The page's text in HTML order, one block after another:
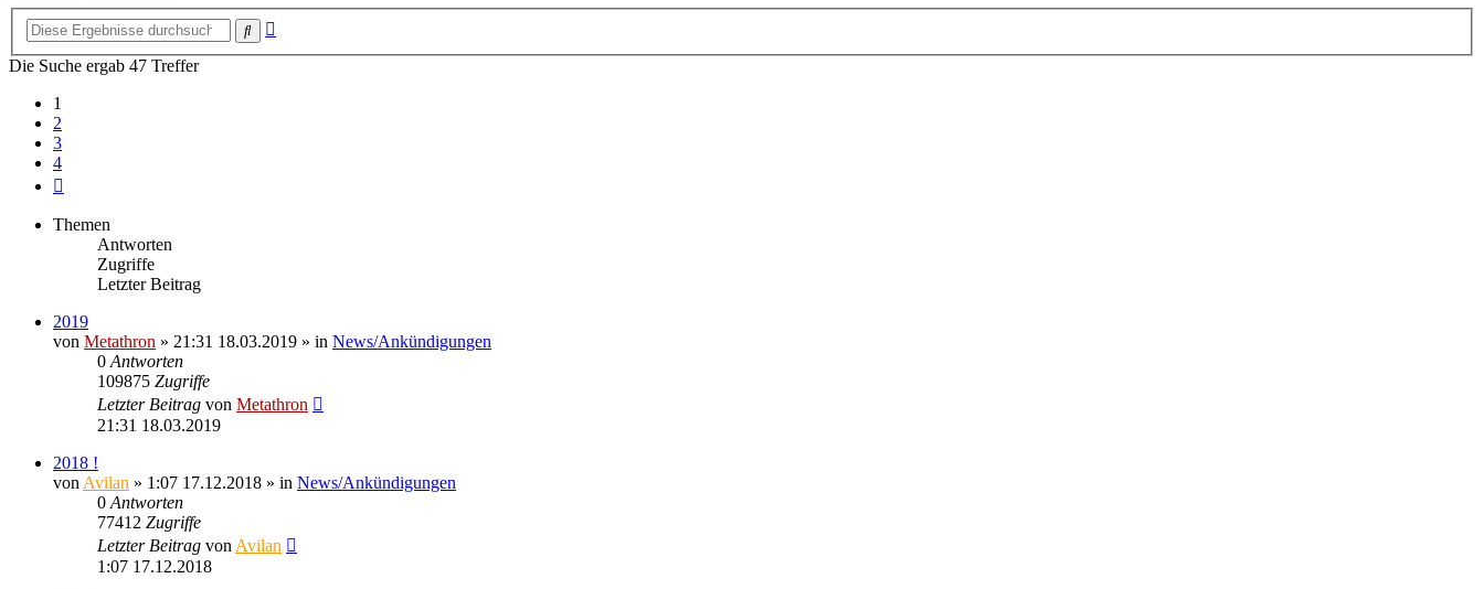
Suche
Die Suche ergab 47 Treffer
1
2
3
4
Themen
Antworten
Zugriffe
Letzter Beitrag
2019
von Metathron » 21:31 18.03.2019 » in News/Ankündigungen
0 Antworten
109875 Zugriffe
Letzter Beitrag von Metathron
21:31 18.03.2019
2018 !
von Avilan » 1:07 17.12.2018 » in News/Ankündigungen
0 Antworten
77412 Zugriffe
Letzter Beitrag von Avilan
1:07 17.12.2018